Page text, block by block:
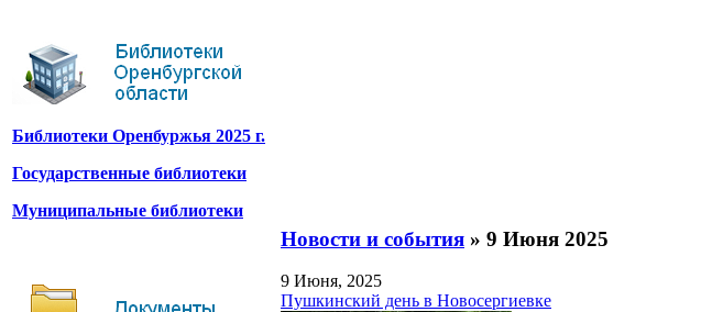
Библиотеки Оренбуржья 2025 г.
Государственные библиотеки
Муниципальные библиотеки
Новости и события » 9 Июня 2025
9 Июня, 2025
Пушкинский день в Новосергиевке